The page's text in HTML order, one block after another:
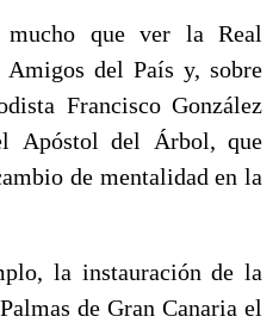
que ver la Real
Amigos del País y, sobre
Francisco González
Apóstol del Árbol, que
de mentalidad en la
la instauración de la
de Gran Canaria el